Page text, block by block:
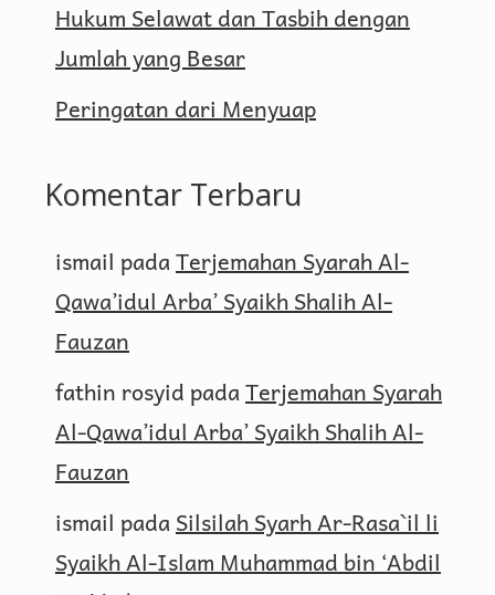
Hukum Selawat dan Tasbih dengan
Jumlah yang Besar
Peringatan dari Menyuap
Komentar Terbaru
ismail padaTerjemahan Syarah Al-
Qawa’idul Arba’ Syaikh Shalih Al-
Fauzan
fathin rosyid padaTerjemahan Syarah
Al-Qawa’idul Arba’ Syaikh Shalih Al-
Fauzan
ismail padaSilsilah Syarh Ar-Rasa`il li
Syaikh Al-Islam Muhammad bin ‘Abdil